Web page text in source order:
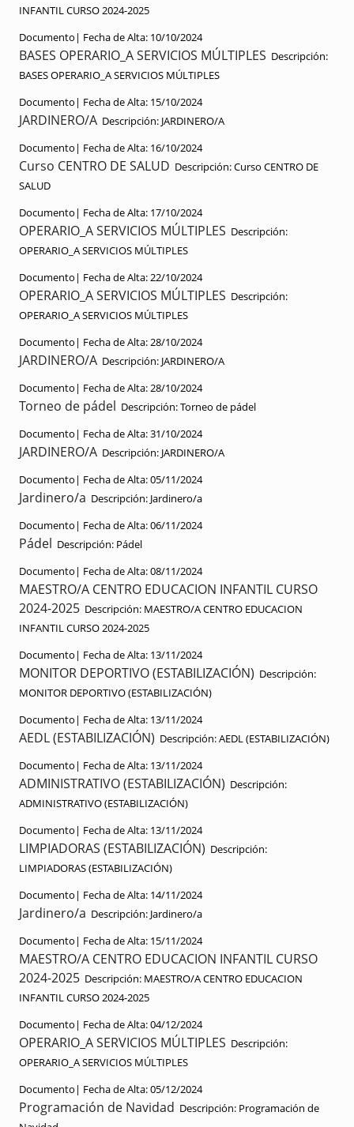
INFANTIL CURSO 2024-2025
Documento| Fecha de Alta: 10/10/2024
BASES OPERARIO_A SERVICIOS MÚLTIPLES Descripción:
BASES OPERARIO_A SERVICIOS MÚLTIPLES
Documento| Fecha de Alta: 15/10/2024
JARDINERO/A Descripción: JARDINERO/A
Documento| Fecha de Alta: 16/10/2024
Curso CENTRO DE SALUD Descripción:Curso CENTRO DE
SALUD
Documento| Fecha de Alta: 17/10/2024
OPERARIO_A SERVICIOS MÚLTIPLES Descripción:
OPERARIO_A SERVICIOS MÚLTIPLES
Documento| Fecha de Alta:22/10/2024
OPERARIO_A SERVICIOS MÚLTIPLES Descripción:
OPERARIO_A SERVICIOS MÚLTIPLES
Documento| Fecha de Alta:28/10/2024
JARDINERO/A Descripción: JARDINERO/A
Documento| Fecha de Alta:28/10/2024
Torneo de pádel Descripción:Torneo de pádel
Documento| Fecha de Alta:31/10/2024
JARDINERO/A Descripción: JARDINERO/A
Documento| Fecha de Alta:05/11/2024
Jardinero/a Descripción: Jardinero/a
Documento| Fecha de Alta:06/11/2024
Pádel Descripción: Pádel
Documento| Fecha de Alta:08/11/2024
MAESTRO/A CENTRO EDUCACION INFANTIL CURSO
2024-2025 Descripción: MAESTRO/A CENTRO EDUCACION
INFANTIL CURSO 2024-2025
Documento| Fecha de Alta: 13/11/2024
MONITOR DEPORTIVO (ESTABILIZACIÓN) Descripción:
MONITOR DEPORTIVO (ESTABILIZACIÓN)
Documento| Fecha de Alta: 13/11/2024
AEDL (ESTABILIZACIÓN) Descripción:AEDL (ESTABILIZACIÓN)
Documento| Fecha de Alta: 13/11/2024
ADMINISTRATIVO (ESTABILIZACIÓN) Descripción:
ADMINISTRATIVO (ESTABILIZACIÓN)
Documento| Fecha de Alta: 13/11/2024
LIMPIADORAS (ESTABILIZACIÓN) Descripción:
LIMPIADORAS (ESTABILIZACIÓN)
Documento| Fecha de Alta: 14/11/2024
Jardinero/a Descripción: Jardinero/a
Documento| Fecha de Alta: 15/11/2024
MAESTRO/A CENTRO EDUCACION INFANTIL CURSO
2024-2025 Descripción: MAESTRO/A CENTRO EDUCACION
INFANTIL CURSO 2024-2025
Documento| Fecha de Alta:04/12/2024
OPERARIO_A SERVICIOS MÚLTIPLES Descripción:
OPERARIO_A SERVICIOS MÚLTIPLES
Documento| Fecha de Alta:05/12/2024
Programación de Navidad Descripción: Programación de